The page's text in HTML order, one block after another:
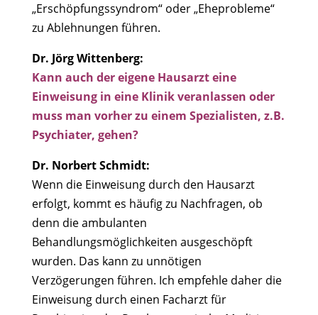
„Erschöpfungssyndrom“ oder „Eheprobleme“
zu Ablehnungen führen.
Dr. Jörg Wittenberg:
Kann auch der eigene Hausarzt eine
Einweisung in eine Klinik veranlassen oder
muss man vorher zu einem Spezialisten, z.B.
Psychiater, gehen?
Dr. Norbert Schmidt:
Wenn die Einweisung durch den Hausarzt
erfolgt, kommt es häufig zu Nachfragen, ob
denn die ambulanten
Behandlungsmöglichkeiten ausgeschöpft
wurden. Das kann zu unnötigen
Verzögerungen führen. Ich empfehle daher die
Einweisung durch einen Facharzt für